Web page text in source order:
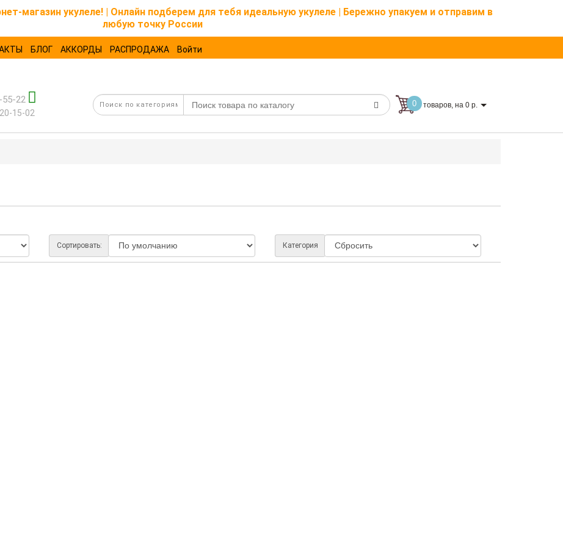
магазин укулеле! | Онлайн подберем для тебя идеальную укулеле | Бережно упакуем и отправим в
любую точку России
БЛОГ АККОРДЫ РАСПРОДАЖА Войти
55-22
15-02
0 товаров, на 0 р.
Категория
Сортировать: